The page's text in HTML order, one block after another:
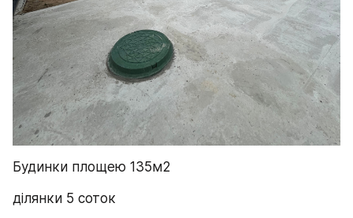
Будинки площею 135м2
ділянки 5 соток